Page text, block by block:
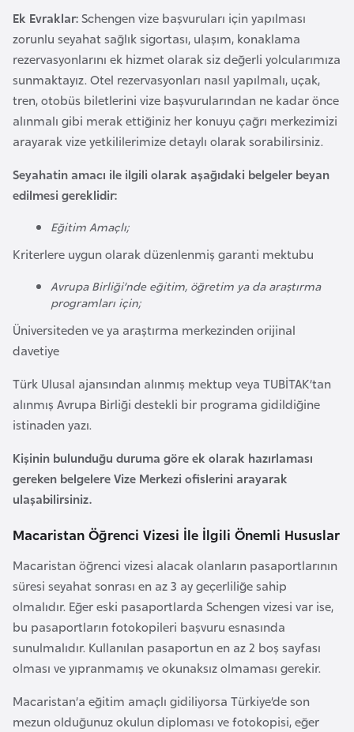
Ek Evraklar:Schengen vize başvuruları için yapılması
zorunlu seyahat sağlık sigortası, ulaşım, konaklama
rezervasyonlarını ek hizmet olarak siz değerli yolcularımıza
sunmaktayız. Otel rezervasyonları nasıl yapılmalı, uçak,
tren, otobüs biletlerini vize başvurularından ne kadar önce
alınmalı gibi merak ettiğiniz her konuyu çağrı merkezimizi
arayarak vize yetkililerimize detaylı olarak sorabilirsiniz.
Seyahatin amacı ile ilgili olarak aşağıdaki belgeler beyan
edilmesi gereklidir:
Eğitim Amaçlı;
Kriterlere uygun olarak düzenlenmiş garanti mektubu
Avrupa Birliği’nde eğitim, öğretim ya da araştırma
programları için;
Üniversiteden ve ya araştırma merkezinden orijinal
davetiye
Türk Ulusal ajansından alınmış mektup veya TUBİTAK’tan
alınmış Avrupa Birliği destekli bir programa gidildiğine
istinaden yazı.
Kişinin bulunduğu duruma göre ek olarak hazırlaması
gereken belgelere Vize Merkezi ofislerini arayarak
ulaşabilirsiniz.
Macaristan Öğrenci Vizesi İle İlgili Önemli Hususlar
Macaristan öğrenci vizesi alacak olanların pasaportlarının
süresi seyahat sonrası en az 3 ay geçerliliğe sahip
olmalıdır. Eğer eski pasaportlarda Schengen vizesi var ise,
bu pasaportların fotokopileri başvuru esnasında
sunulmalıdır. Kullanılan pasaportun en az 2 boş sayfası
olması ve yıpranmamış ve okunaksız olmaması gerekir.
Macaristan’a eğitim amaçlı gidiliyorsa Türkiye’de son
mezun olduğunuz okulun diploması ve fotokopisi, eğer
h
u
r
i
y
e
t
z
r
C
i
b
t
i
Ç
n
a
m
a